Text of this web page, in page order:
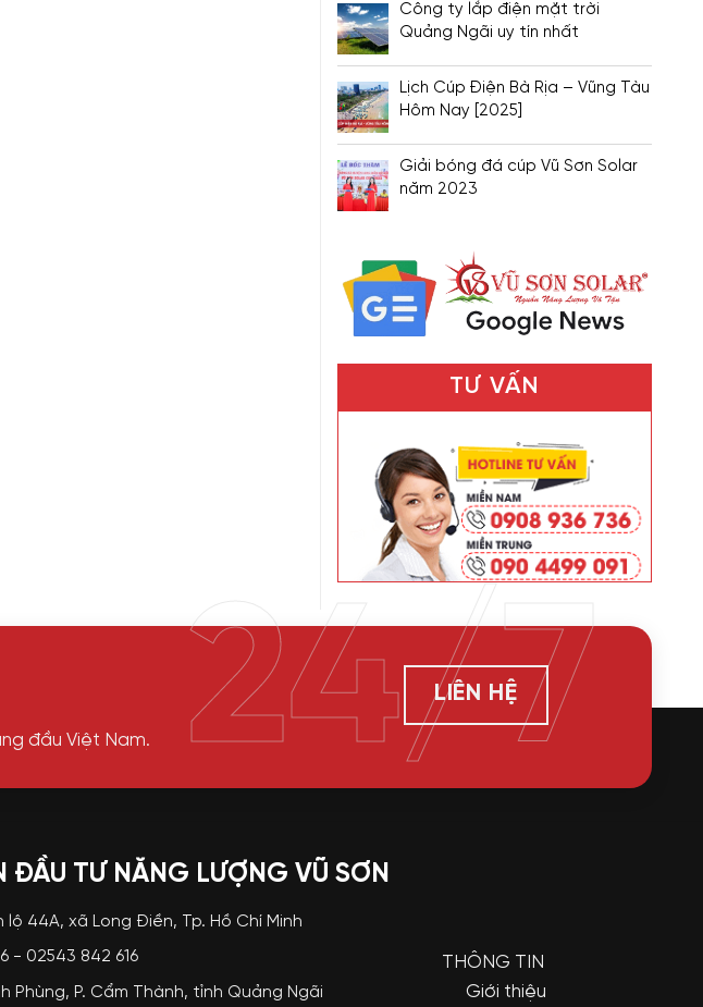
Công ty lắp điện mặt trời
Quảng Ngãi uy tín nhất
Lịch Cúp Điện Bà Rịa – Vũng Tàu
Hôm Nay [2025]
Giải bóng đá cúp Vũ Sơn Solar
năm 2023
TƯ VẤN
đầu Việt Nam.
LIÊN HỆ
24/7
TƯ NĂNG LƯỢNG VŨ SƠN
44A, xã Long Điền, Tp. Hồ Chí Minh
02543 842 616
Phùng, P. Cẩm Thành, tỉnh Quảng Ngãi
THÔNG TIN
Giới thiệu